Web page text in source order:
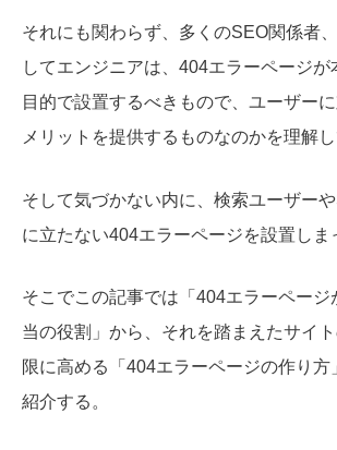
それにも関わらず、多くのSEO関係者
してエンジニアは、404エラーページが
目的で設置するべきもので、ユーザー
メリットを提供するものなのかを理解し
そして気づかない内に、検索ユーザー
に立たない404エラーページを設置しま
そこでこの記事では「404エラーページ
当の役割」から、それを踏まえたサイ
限に高める「404エラーページの作り方
紹介する。